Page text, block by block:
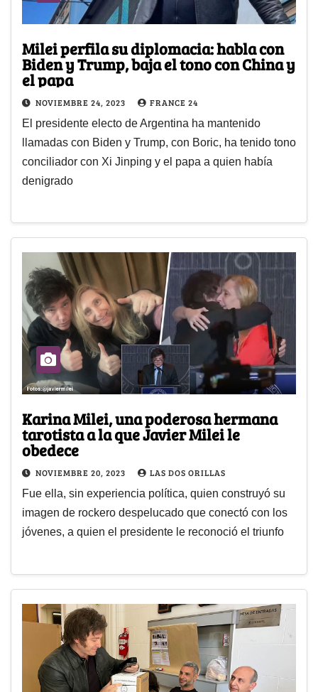
Milei perfila su diplomacia: habla con
Biden y Trump, baja el tono con China y
el papa
NOVIEMBRE 24, 2023 FRANCE 24
El presidente electo de Argentina ha mantenido
llamadas con Biden y Trump, con Boric, ha tenido tono
conciliador con Xi Jinping y el papa a quien había
denigrado
Karina Milei, una poderosa hermana
tarotista a la que Javier Milei le
obedece
NOVIEMBRE 20, 2023 LAS DOS ORILLAS
Fue ella, sin experiencia política, quien construyó su
imagen de rockero despelucado que conectó con los
jóvenes, a quien el presidente le reconoció el triunfo